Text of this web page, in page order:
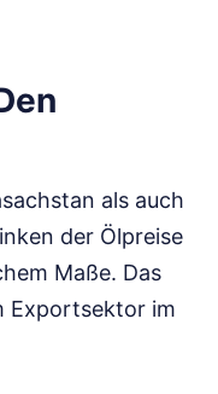
als auch
der Ölpreise
Maße. Das
Exportsektor im